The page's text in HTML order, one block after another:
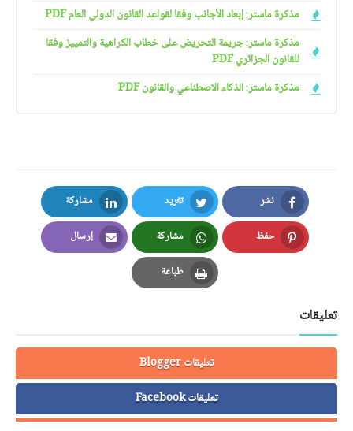
مذكرة ماستر: إبعاد الأجانب وفقا لقواعد القانون الدولي العام PDF
مذكرة ماستر: جريمة التحريض على خطاب الكراهية والتمييز وفقا
للقانون الجزائري PDF
مذكرة ماستر: الذكاء الاصطناعي والقانون PDF
نشر
Facebook
تغريد
Twitter
مشاركة
LinkedIn
حفظ
Pinterest
مشاركة
Whatsapp
إرسال
Email
طباعة
Print
تعليقات
تعليقات Blogger
تعليقات Facebook